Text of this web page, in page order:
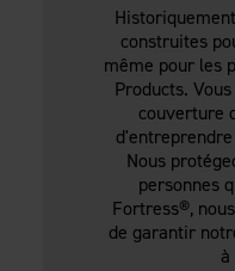
construites
même pour les
Products.
couverture
Nous
personnes
Fortress®,
de garantir